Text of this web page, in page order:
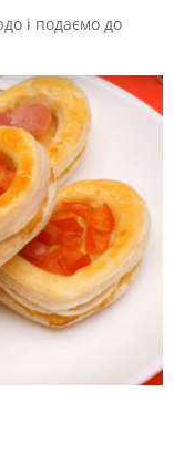
і подаємо до